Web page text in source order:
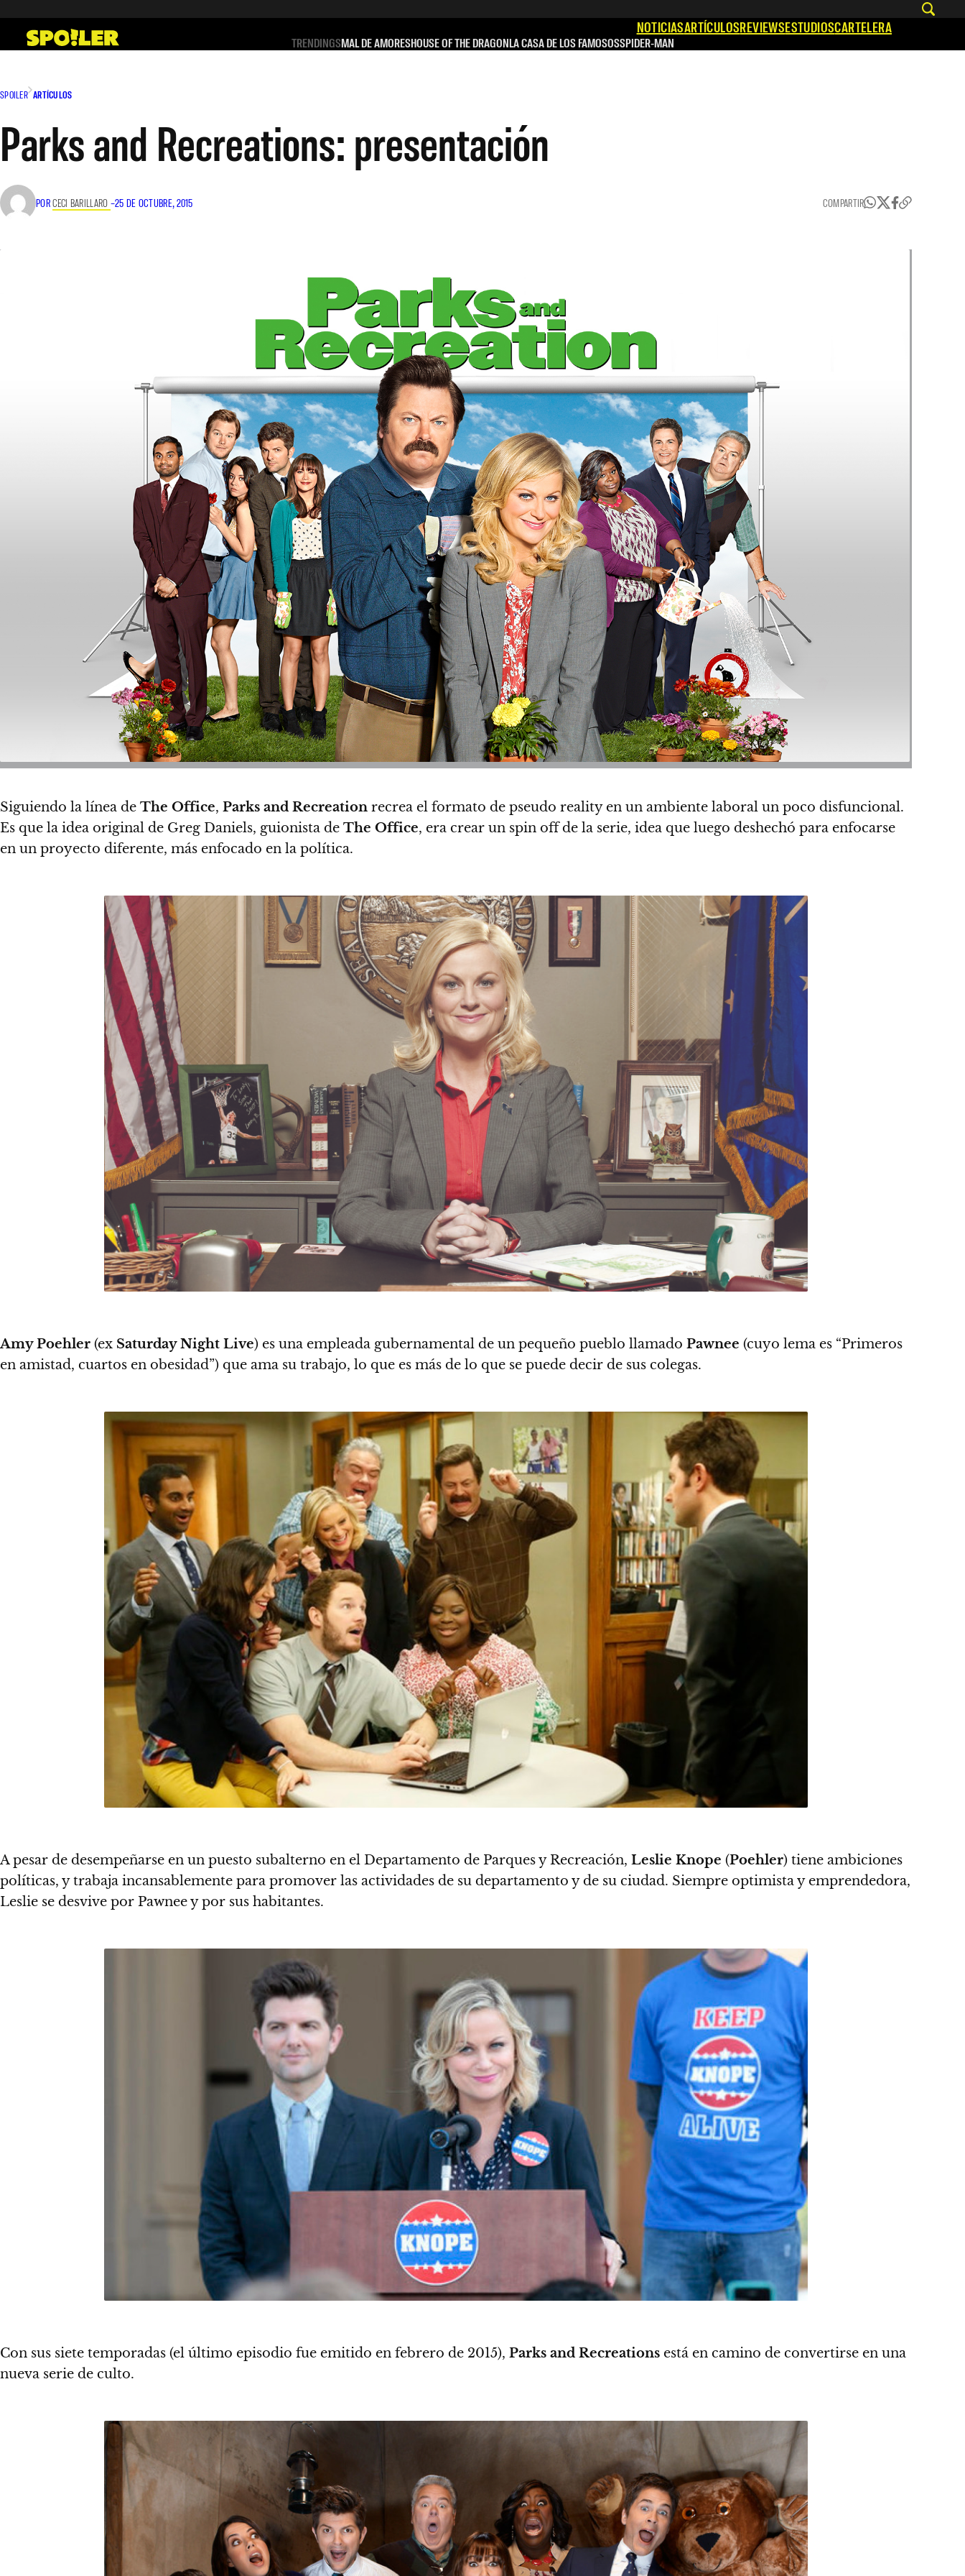
contenido
NOTICIASARTÍCULOSREVIEWSESTUDIOSCARTELERA
TRENDINGSMAL DE AMORESHOUSE OF THE DRAGONLA CASA DE LOS FAMOSOSSPIDER-MAN
SPOILER ARTÍCULOS
Parks and Recreations: presentación
PORCECI BARILLARO –25 DE OCTUBRE, 2015 COMPARTIR
Siguiendo la línea de The Office, Parks and Recreation recrea el formato de pseudo reality en un ambiente laboral un poco disfuncional.
Es que la idea original de Greg Daniels, guionista de The Office, era crear un spin off de la serie, idea que luego deshechó para enfocarse
en un proyecto diferente, más enfocado en la política.
Amy Poehler (ex Saturday Night Live) es una empleada gubernamental de un pequeño pueblo llamado Pawnee (cuyo lema es “Primeros
en amistad, cuartos en obesidad”) que ama su trabajo, lo que es más de lo que se puede decir de sus colegas.
A pesar de desempeñarse en un puesto subalterno en el Departamento de Parques y Recreación, Leslie Knope (Poehler) tiene ambiciones
políticas, y trabaja incansablemente para promover las actividades de su departamento y de su ciudad. Siempre optimista y emprendedora,
Leslie se desvive por Pawnee y por sus habitantes.
Con sus siete temporadas (el último episodio fue emitido en febrero de 2015), Parks and Recreations está en camino de convertirse en una
nueva serie de culto.